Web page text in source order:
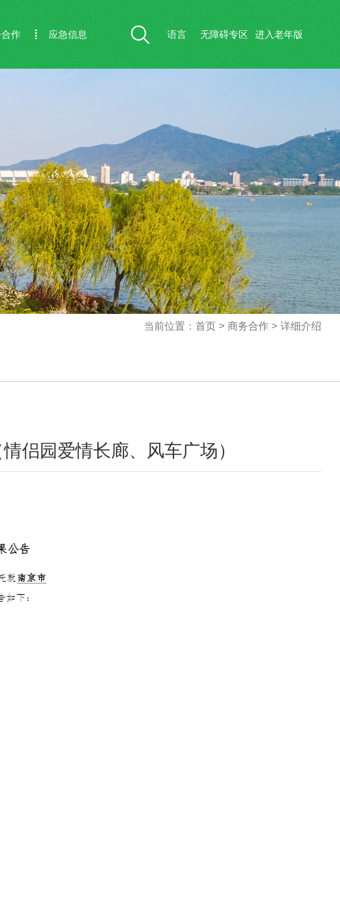
作 应急信息 语言 无障碍专区 进入老年版
当前位置：首页 > 商务合作 > 详细介绍
侣园爱情长廊、风车广场）